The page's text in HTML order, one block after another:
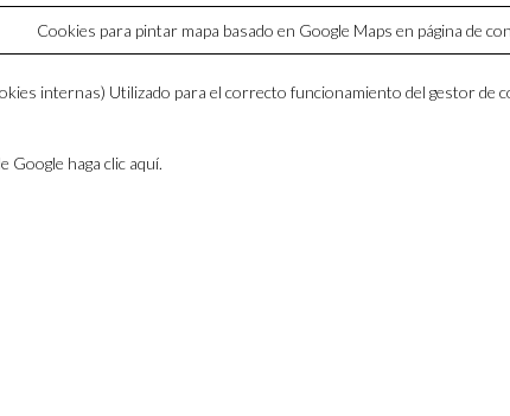
Cookies para pintar mapa basado en Google Maps en página de
internas) Utilizado para el correcto funcionamiento del gestor de
Google haga clic aquí.